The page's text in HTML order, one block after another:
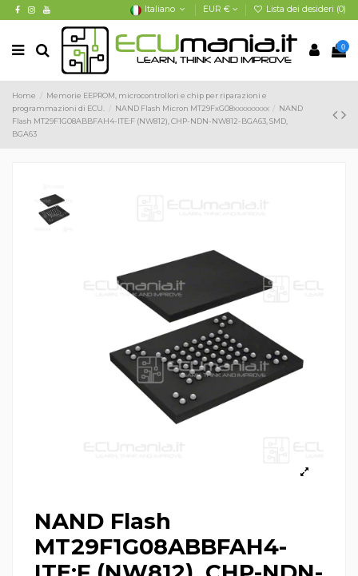
Italiano EUR € Lista dei desideri (0)
0
Home
Memorie EEPROM, microcontrollori e chip per riparazioni e
programmazioni di ECU.
NAND Flash Micron MT29FxG08xxxxxxxxx
NAND
Flash MT29F1G08ABBFAH4-ITE:F (NW812), CHP-NDN-NW812-BGA63, SMD,
BGA63
NAND Flash
MT29F1G08ABBFAH4-